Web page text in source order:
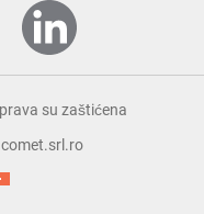
su zaštićena